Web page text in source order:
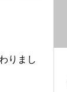
りまし